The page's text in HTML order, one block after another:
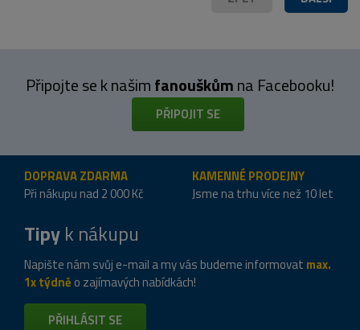
Připojte se k našimfanouškůmna Facebooku!
PŘIPOJIT SE
DOPRAVA ZDARMA
Při nákupu nad 2 000 Kč
KAMENNÉ PRODEJNY
Jsme na trhu více než 10 let
Tipyk nákupu
Napište nám svůj e-mail a my vás budeme informovat max.
1x týdně o zajímavých nabídkách!
PŘIHLÁSIT SE